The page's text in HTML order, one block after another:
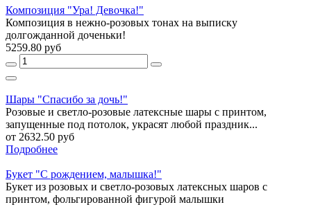
Композиция "Ура! Девочка!"
Композиция в нежно-розовых тонах на выписку
долгожданной доченьки!
5259.80 руб
Шары "Спасибо за дочь!"
Розовые и светло-розовые латексные шары с принтом,
запущенные под потолок, украсят любой праздник...
от 2632.50 руб
Подробнее
Букет "С рождением, малышка!"
Букет из розовых и светло-розовых латексных шаров с
принтом, фольгированной фигурой малышки